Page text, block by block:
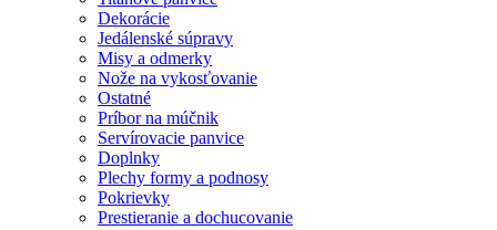
Dekorácie
Jedálenské súpravy
Misy a odmerky
Nože na vykosťovanie
Ostatné
Príbor na múčnik
Servírovacie panvice
Doplnky
Plechy formy a podnosy
Pokrievky
Prestieranie a dochucovanie